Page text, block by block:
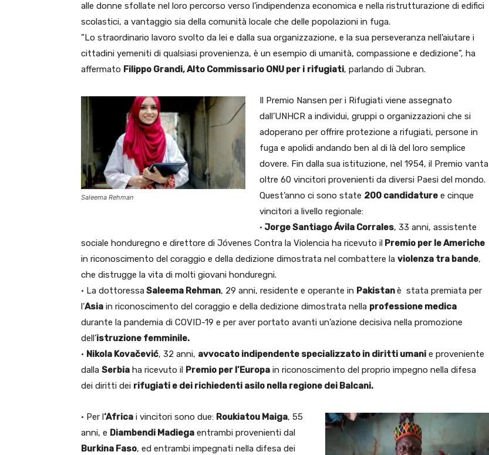
alle donne sfollate nel loro percorso verso l’indipendenza economica e nella ristrutturazione di edifici
scolastici, a vantaggio sia della comunità locale che delle popolazioni in fuga.
”Lo straordinario lavoro svolto da lei e dalla sua organizzazione, e la sua perseveranza nell’aiutare i
cittadini yemeniti di qualsiasi provenienza, è un esempio di umanità, compassione e dedizione”, ha
affermato Filippo Grandi, Alto Commissario ONU per i rifugiati, parlando di Jubran.
Saleema Rehman
Il Premio Nansen per i Rifugiati viene assegnato
dall’UNHCR a individui, gruppi o organizzazioni che si
adoperano per offrire protezione a rifugiati, persone in
fuga e apolidi andando ben al di là del loro semplice
dovere. Fin dalla sua istituzione, nel 1954, il Premio vanta
oltre 60 vincitori provenienti da diversi Paesi del mondo.
Quest’anno ci sono state 200 candidature e cinque
vincitori a livello regionale:
• Jorge Santiago Ávila Corrales, 33 anni, assistente
sociale honduregno e direttore di Jóvenes Contra la Violencia ha ricevuto il Premio per le Americhe
in riconoscimento del coraggio e della dedizione dimostrata nel combattere la violenza tra bande,
che distrugge la vita di molti giovani honduregni.
• La dottoressaSaleema Rehman, 29 anni, residente e operante in Pakistanè stata premiata per
l’Asia in riconoscimento del coraggio e della dedizione dimostrata nella professione medica
durante la pandemia di COVID-19 e per aver portato avanti un’azione decisiva nella promozione
dell’istruzione femminile.
• Nikola Kovačević, 32 anni, avvocato indipendente specializzato in diritti umani e proveniente
dalla Serbia ha ricevuto il Premio per l’Europa in riconoscimento del proprio impegno nella difesa
dei diritti dei rifugiati e dei richiedenti asilo nella regione dei Balcani.
• Per l ‘Africa i vincitori sono due: Roukiatou Maiga, 55
anni, e Diambendi Madiega entrambi provenienti dal
Burkina Faso, ed entrambi impegnati nella difesa dei